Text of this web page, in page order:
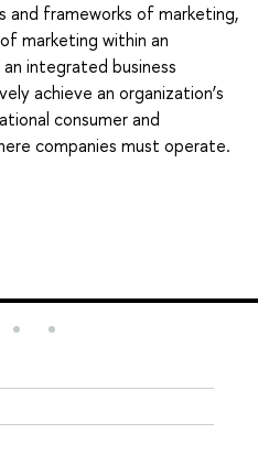
and frameworks of marketing,
marketing within an
integrated business
achieve an organization’s
consumer and
companies must operate.